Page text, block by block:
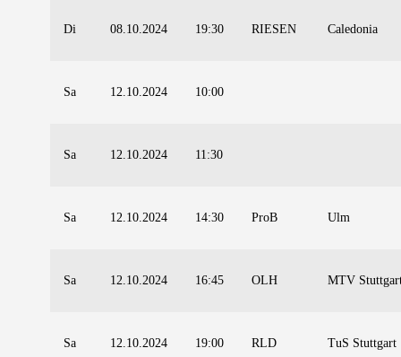
Di 08.10.2024 19:30 RIESEN Caledonia
Sa 12.10.2024 10:00
Sa 12.10.2024 11:30
Sa 12.10.2024 14:30 ProB Ulm
Sa 12.10.2024 16:45 OLH MTV
Sa 12.10.2024 19:00 RLD TuS Stuttgart